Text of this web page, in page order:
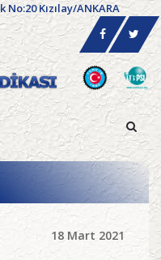
No:20 Kızılay/ANKARA
18 Mart 2021